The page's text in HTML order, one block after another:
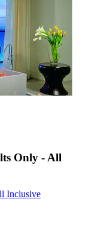
Only - All
Inclusive